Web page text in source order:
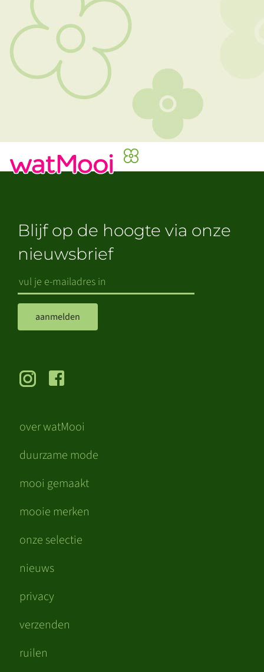
over watMooi
duurzame mode
mooi gemaakt
mooie merken
onze selectie
nieuws
privacy
verzenden
ruilen
Blijf op de hoogte via onze
nieuwsbrief
aanmelden